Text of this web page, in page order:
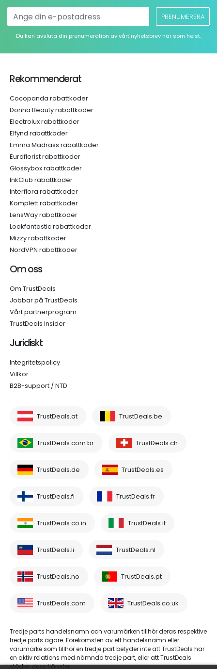
PRENUMERERA
Du kan avsluta din prenumeration av vårt nyhetsbrev när som helst.
Rekommenderat
Cocopanda rabattkoder
Donna Beauty rabattkoder
Electrolux rabattkoder
Elfynd rabattkoder
Emma Madrass rabattkoder
Euroflorist rabattkoder
Glossybox rabattkoder
InkClub rabattkoder
Interflora rabattkoder
Komplett rabattkoder
LensWay rabattkoder
Lookfantastic rabattkoder
Mizzy rabattkoder
NordVPN rabattkoder
Om oss
Om TrustDeals
Jobbar på TrustDeals
Vårt partnerprogram
TrustDeals Insider
Juridiskt
Integritetspolicy
Villkor
B2B-support / NTD
TrustDeals.at TrustDeals.be
TrustDeals.com.br TrustDeals.ch
TrustDeals.de TrustDeals.es
TrustDeals.fi TrustDeals.fr
TrustDeals.co.in TrustDeals.it
TrustDeals.li TrustDeals.nl
TrustDeals.no TrustDeals.pt
TrustDeals.com TrustDeals.co.uk
Tredje parts handelsnamn och varumärken tillhör deras respektive
tredje parts ägare. Förekomsten av ett handelsnamn eller
varumärke som tillhör en tredje part betyder inte att TrustDeals har
en aktiv relations med nämnda tredje part, eller att TrustDeals
stödjer dess tjänster.